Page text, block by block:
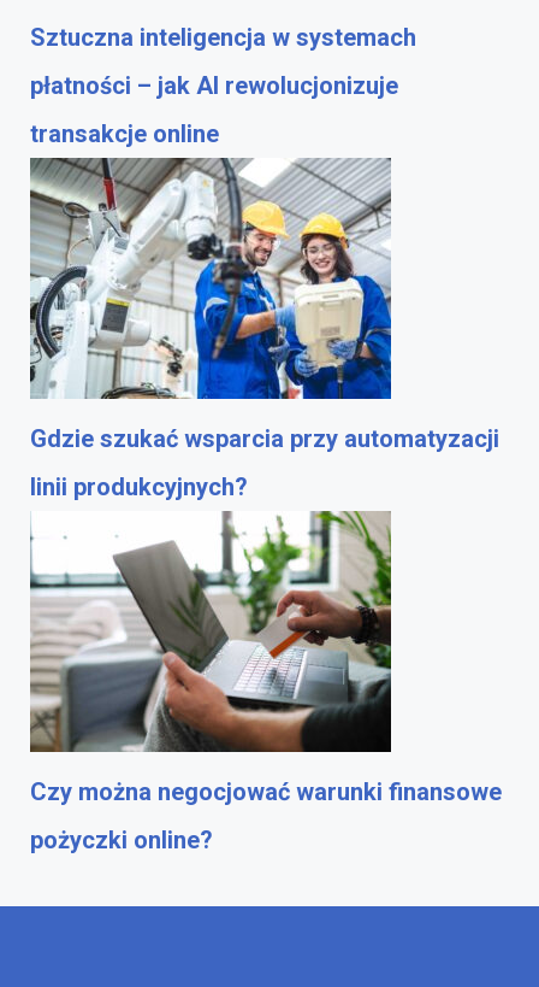
Sztuczna inteligencja w systemach
płatności – jak AI rewolucjonizuje
transakcje online
Gdzie szukać wsparcia przy automatyzacji
linii produkcyjnych?
Czy można negocjować warunki finansowe
pożyczki online?